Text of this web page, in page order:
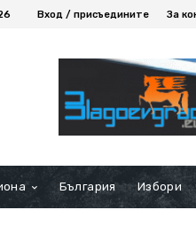
Вход / присъедините За
България Избори